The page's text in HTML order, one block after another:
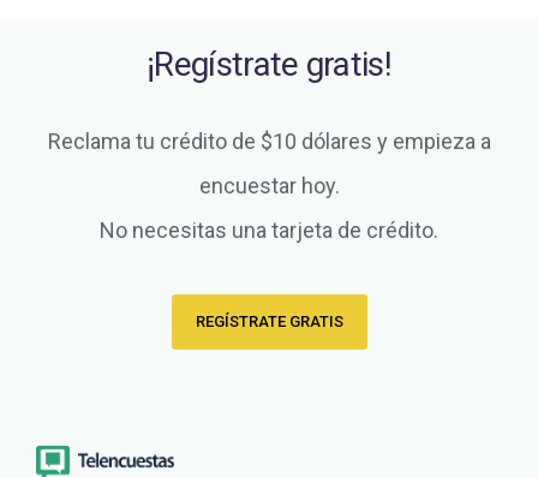
¡Regístrate gratis!
Reclama tu crédito de $10 dólares y empieza a
encuestar hoy.
No necesitas una tarjeta de crédito.
REGÍSTRATE GRATIS